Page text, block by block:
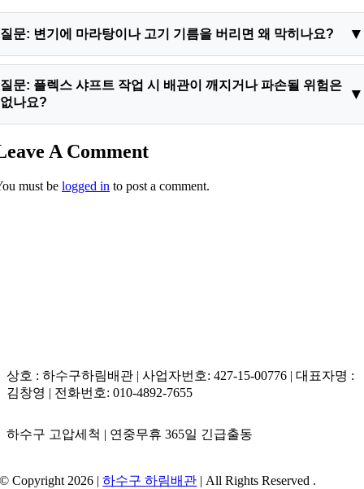
질문: 변기에 마라탕이나 고기 기름을 버리면 왜 막히나요? ▼
답변: 동물성 지방이나 고추기름은 뜨거울 때는 액체 상태이지
만, 차가운 오수관 배관 내부로 들어가면 지하수 온도로 인해 급
변기막힘 및 역류 현상을 발생시키는 주원인이 됩니다.
질문: 플렉스 샤프트 작업 시 배관이 깨지거나 파손될 위험은
없나요?
▼
답변: 하림배관이 사용하는 최신 플렉스 샤프트 장비는 회전하는
하도록 설계되어 있습니다. 과거의 구형 스프링 장비와 달리 노
A Comment
must be logged in to post a comment.
상호 : 하수구하림배관 | 사업자번호: 427-15-00776 | 대표자명 :
김창영 | 전화번호: 010-4892-7655
하수구 고압세척 | 연중무휴 365일 긴급출동
© Copyright 2026 |하수구 하림배관 | All Rights Reserved .